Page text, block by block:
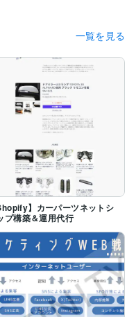
一覧を見る
】カーパーツネットシ
プ構築＆運用代行